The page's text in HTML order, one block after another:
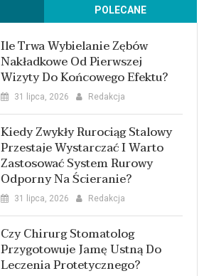
POLECANE
Ile Trwa Wybielanie Zębów
Nakładkowe Od Pierwszej
Wizyty Do Końcowego Efektu?
31 lipca, 2026 Redakcja
Kiedy Zwykły Rurociąg Stalowy
Przestaje Wystarczać I Warto
Zastosować System Rurowy
Odporny Na Ścieranie?
31 lipca, 2026 Redakcja
Czy Chirurg Stomatolog
Przygotowuje Jamę Ustną Do
Leczenia Protetycznego?